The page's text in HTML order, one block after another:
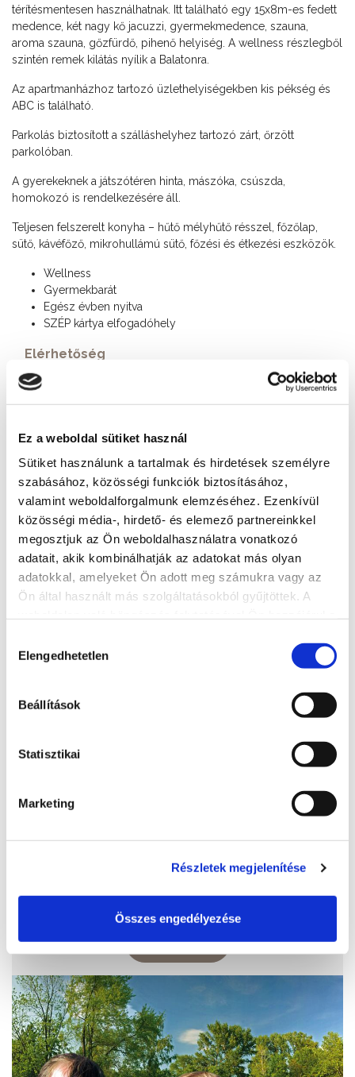
Ez a weboldal sütiket használ
Sütiket használunk a tartalmak és hirdetések személyre
szabásához, közösségi funkciók biztosításához,
valamint weboldalforgalmunk elemzéséhez. Ezenkívül
közösségi média-, hirdető- és elemező partnereinkkel
megosztjuk az Ön weboldalhasználatra vonatkozó
adatait, akik kombinálhatják az adatokat más olyan
adatokkal, amelyeket Ön adott meg számukra vagy az
Ön által használt más szolgáltatásokból gyűjtöttek. A
kiválasztása
Elengedhetetlen
Beállítások
Statisztikai
Marketing
Részletek megjelenítése
Összes engedélyezése
térítésmentesen használhatnak. Itt található egy 15x8m-es fedett
medence, két nagy kő jacuzzi, gyermekmedence, szauna,
aroma szauna, gőzfürdő, pihenő helyiség. A wellness részlegből
szintén remek kilátás nyílik a Balatonra.
Az apartmanházhoz tartozó üzlethelyiségekben kis pékség és
ABC is található.
Parkolás biztosított a szálláshelyhez tartozó zárt, őrzött
parkolóban.
A gyerekeknek a játszótéren hinta, mászóka, csúszda,
homokozó is rendelkezésére áll.
Teljesen felszerelt konyha – hűtő mélyhűtő résszel, főzőlap,
sütő, kávéfőző, mikrohullámú sütő, főzési és étkezési eszközök.
Wellness
Gyermekbarát
Egész évben nyitva
SZÉP kártya elfogadóhely
Elérhetőség
Cím
8600 Siófok, Beszédes József sétány 83.
Weboldal
http://club218.hu/
További szálláshelyek
Aranypart kemping
8600, Siófok, Szent László utca 185.
http://www.aranypartcamping.hu/
reservation@aranypartcamping.hu
BŐVEBBEN